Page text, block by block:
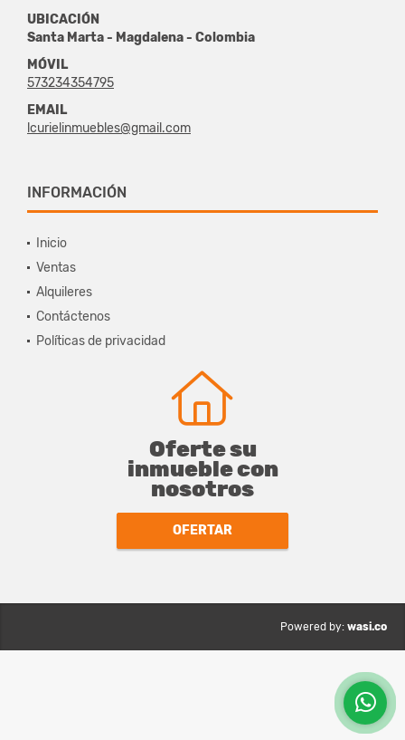
UBICACIÓN
Santa Marta - Magdalena - Colombia
MÓVIL
573234354795
EMAIL
lcurielinmuebles@gmail.com
INFORMACIÓN
Inicio
Ventas
Alquileres
Contáctenos
Políticas de privacidad
Oferte su
inmueble con
nosotros
OFERTAR
Powered by: wasi.co